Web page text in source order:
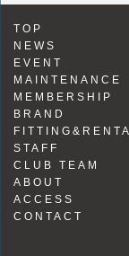
TOP
NEWS
EVENT
MAINTENANCE
MEMBERSHIP
BRAND
STAFF
CLUB TEAM
ABOUT
ACCESS
CONTACT